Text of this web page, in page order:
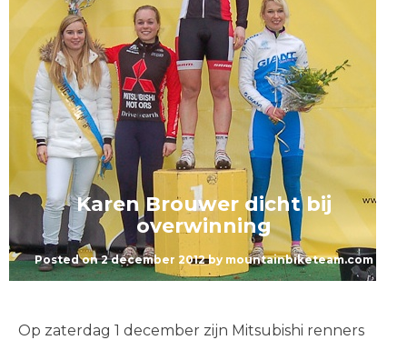
Karen Brouwer dicht bij
overwinning
Posted on2 december 2012by mountainbiketeam.com
Op zaterdag 1 december zijn Mitsubishi renners